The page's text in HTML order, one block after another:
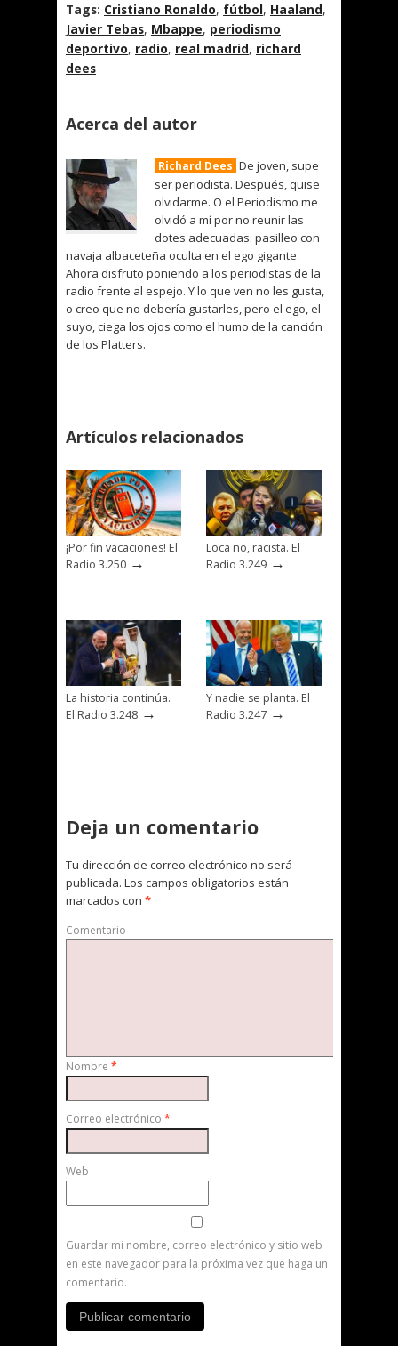
Tags: Cristiano Ronaldo, fútbol, Haaland,
Javier Tebas, Mbappe, periodismo
deportivo, radio, real madrid, richard
dees
Acerca del autor
Richard Dees De joven, supe
ser periodista. Después, quise
olvidarme. O el Periodismo me
olvidó a mí por no reunir las
dotes adecuadas: pasilleo con
navaja albaceteña oculta en el ego gigante.
Ahora disfruto poniendo a los periodistas de la
radio frente al espejo. Y lo que ven no les gusta,
o creo que no debería gustarles, pero el ego, el
suyo, ciega los ojos como el humo de la canción
de los Platters.
Artículos relacionados
¡Por fin vacaciones! El
Radio 3.250 →
Loca no, racista. El
Radio 3.249 →
La historia continúa.
El Radio 3.248 →
Y nadie se planta. El
Radio 3.247 →
Deja un comentario
Tu dirección de correo electrónico no será
publicada. Los campos obligatorios están
marcados con *
Comentario
Nombre *
Correo electrónico *
Web
Guardar mi nombre, correo electrónico y sitio web
en este navegador para la próxima vez que haga un
comentario.